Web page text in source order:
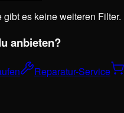
es keine weiteren Filter.
anbieten?
Reparatur-Service